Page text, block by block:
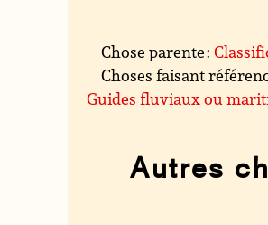
Chose parente :
Choses faisant
Guides fluviaux ou
Autres